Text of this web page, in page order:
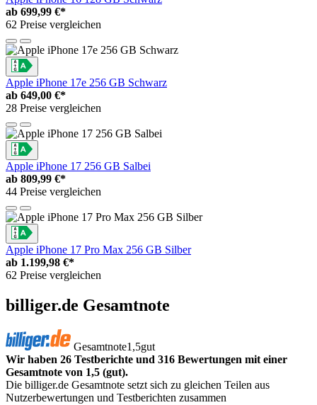
ab 699,99 €*
62 Preise vergleichen
Apple iPhone 17e 256 GB Schwarz
ab 649,00 €*
28 Preise vergleichen
Apple iPhone 17 256 GB Salbei
ab 809,99 €*
44 Preise vergleichen
Apple iPhone 17 Pro Max 256 GB Silber
ab 1.199,98 €*
62 Preise vergleichen
billiger.de Gesamtnote
Gesamtnote1,5gut
Wir haben 26 Testberichte und 316 Bewertungen mit einer
Gesamtnote von 1,5 (gut).
Die billiger.de Gesamtnote setzt sich zu gleichen Teilen aus
Nutzerbewertungen und Testberichten zusammen